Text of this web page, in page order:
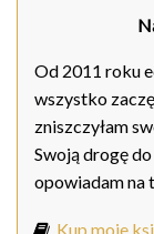
Od 2011 roku
wszystko
zniszczyłam
Swoją drogę
opowiadam na
Kup moje